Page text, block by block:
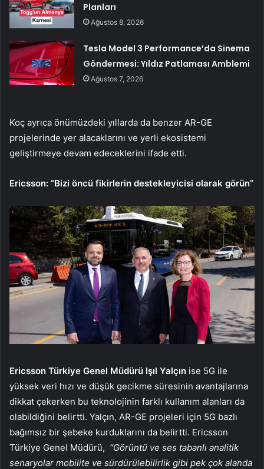
Planları
Ağustos 8, 2026
Tesla Model 3 Performance’da Sinema
Göndermesi: Yıldız Patlaması Amblemi
Ağustos 7, 2026
Koç ayrıca önümüzdeki yıllarda da benzer AR-GE
projelerinde yer alacaklarını ve yerli ekosistemi
geliştirmeye devam edeceklerini ifade etti.
Ericsson: “Bizi öncü fikirlerin destekleyicisi olarak görün”
Ericsson Türkiye Genel Müdürü Işıl Yalçın ise 5G ile
yüksek veri hızı ve düşük gecikme süresinin avantajlarına
dikkat çekerken bu teknolojinin farklı kullanım alanları da
olabildiğini belirtti. Yalçın, AR-GE projeleri için 5G bazlı
bağımsız bir şebeke kurduklarını da belirtti. Ericsson
Türkiye Genel Müdürü, “Görüntü ve ses tabanlı analitik
senaryolar mobilite ve sürdürülebilirlik gibi pek çok alanda